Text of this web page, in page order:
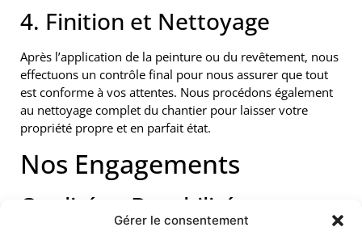
Gérer le consentement
4. Finition et Nettoyage
Après l’application de la peinture ou du revêtement, nous
effectuons un contrôle final pour nous assurer que tout
est conforme à vos attentes. Nous procédons également
au nettoyage complet du chantier pour laisser votre
propriété propre et en parfait état.
Nos Engagements
Qualité et Durabilité